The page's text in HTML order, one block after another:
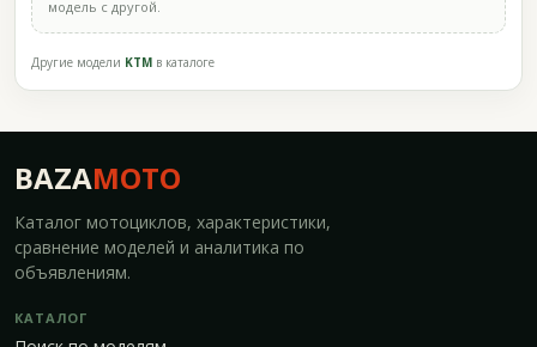
модель с другой.
Другие модели KTM в каталоге
BAZAMOTO
Каталог мотоциклов, характеристики,
сравнение моделей и аналитика по
объявлениям.
КАТАЛОГ